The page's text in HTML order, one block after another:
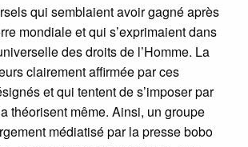
qui semblaient avoir gagné après
mondiale et qui s’exprimaient dans
des droits de l’Homme. La
clairement affirmée par ces
et qui tentent de s’imposer par
théorisent même. Ainsi, un groupe
médiatisé par la presse bobo